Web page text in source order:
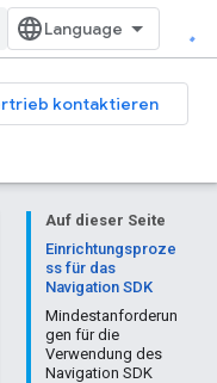
kontaktieren
Auf dieser Seite
Einrichtungsproze
ss für das
Navigation SDK
Mindestanforderun
gen für die
Verwendung des
Navigation SDK